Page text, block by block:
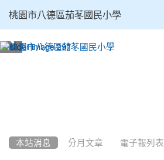
桃園市八德區茄苳國民小學
本站消息 分月文章 電子報列表